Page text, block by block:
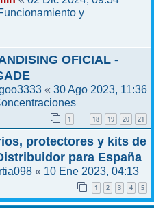
y
OFICIAL -
« 30 Ago 2023, 11:36
1 … 18 19 20 21
protectores y kits de
para España
« 10 Ene 2023, 04:13
1 2 3 4 5